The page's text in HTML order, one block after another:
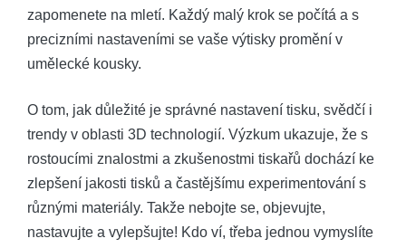
zapomenete na mletí. Každý malý krok se počítá a s
precizními nastaveními se vaše výtisky promění v
umělecké kousky.
O tom, jak důležité je správné nastavení tisku, svědčí i
trendy v oblasti 3D technologií. Výzkum ukazuje, že s
rostoucími znalostmi a zkušenostmi tiskařů dochází ke
zlepšení jakosti tisků a častějšímu experimentování s
různými materiály. Takže nebojte se, objevujte,
nastavujte a vylepšujte! Kdo ví, třeba jednou vymyslíte